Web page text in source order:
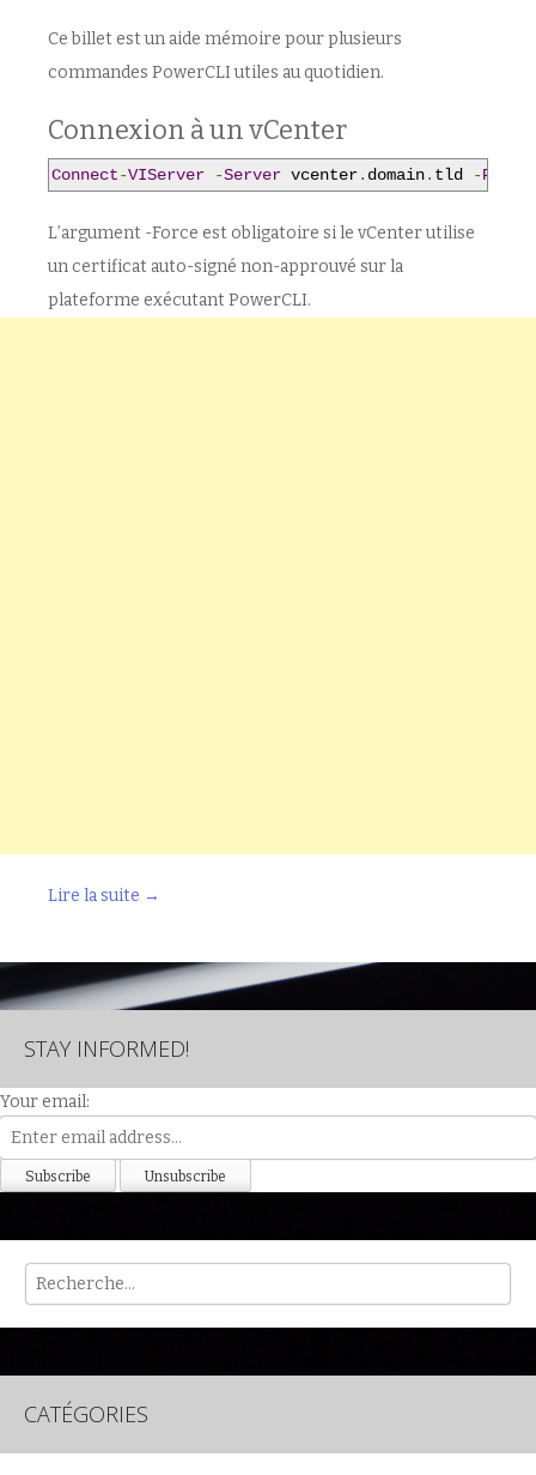
Ce billet est un aide mémoire pour plusieurs
commandes PowerCLI utiles au quotidien.
Connexion à un vCenter
Connect-VIServer -Server vcenter. domain. tld -
L’argument -Force est obligatoire si le vCenter utilise
un certificat auto-signé non-approuvé sur la
plateforme exécutant PowerCLI.
Lire la suite →
STAY INFORMED!
Your email:
Rech
CATÉGORIES